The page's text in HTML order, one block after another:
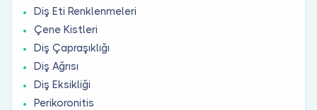
Diş Eti Renklenmeleri
Çene Kistleri
Diş Çapraşıklığı
Diş Ağrısı
Diş Eksikliği
Perikoronitis